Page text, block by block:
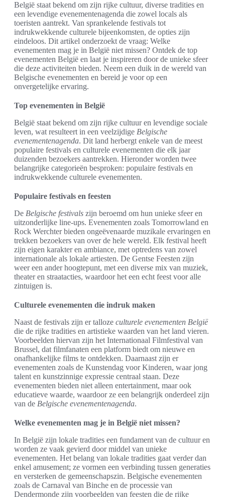
België staat bekend om zijn rijke cultuur, diverse tradities en
een levendige evenementenagenda die zowel locals als
toeristen aantrekt. Van sprankelende festivals tot
indrukwekkende culturele bijeenkomsten, de opties zijn
eindeloos. Dit artikel onderzoekt de vraag: Welke
evenementen mag je in België niet missen? Ontdek de top
evenementen België en laat je inspireren door de unieke sfeer
die deze activiteiten bieden. Neem een duik in de wereld van
Belgische evenementen en bereid je voor op een
onvergetelijke ervaring.
Top evenementen in België
België staat bekend om zijn rijke cultuur en levendige sociale
leven, wat resulteert in een veelzijdige Belgische
evenementenagenda. Dit land herbergt enkele van de meest
populaire festivals en culturele evenementen die elk jaar
duizenden bezoekers aantrekken. Hieronder worden twee
belangrijke categorieën besproken: populaire festivals en
indrukwekkende culturele evenementen.
Populaire festivals en feesten
De Belgische festivals zijn beroemd om hun unieke sfeer en
uitzonderlijke line-ups. Evenementen zoals Tomorrowland en
Rock Werchter bieden ongeëvenaarde muzikale ervaringen en
trekken bezoekers van over de hele wereld. Elk festival heeft
zijn eigen karakter en ambiance, met optredens van zowel
internationale als lokale artiesten. De Gentse Feesten zijn
weer een ander hoogtepunt, met een diverse mix van muziek,
theater en straatacties, waardoor het een echt feest voor alle
zintuigen is.
Culturele evenementen die indruk maken
Naast de festivals zijn er talloze culturele evenementen België
die de rijke tradities en artistieke waarden van het land vieren.
Voorbeelden hiervan zijn het Internationaal Filmfestival van
Brussel, dat filmfanaten een platform biedt om nieuwe en
onafhankelijke films te ontdekken. Daarnaast zijn er
evenementen zoals de Kunstendag voor Kinderen, waar jong
talent en kunstzinnige expressie centraal staan. Deze
evenementen bieden niet alleen entertainment, maar ook
educatieve waarde, waardoor ze een belangrijk onderdeel zijn
van de Belgische evenementenagenda.
Welke evenementen mag je in België niet missen?
In België zijn lokale tradities een fundament van de cultuur en
worden ze vaak gevierd door middel van unieke
evenementen. Het belang van lokale tradities gaat verder dan
enkel amusement; ze vormen een verbinding tussen generaties
en versterken de gemeenschapszin. Belgische evenementen
zoals de Carnaval van Binche en de processie van
Dendermonde zijn voorbeelden van feesten die de rijke